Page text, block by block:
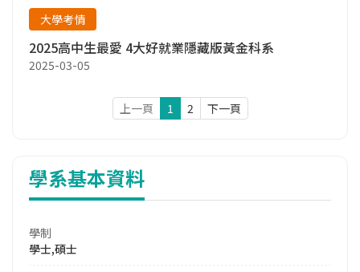
大學考情
2025高中生最愛 4大好就業隱藏版黃金科系
2025-03-05
上一頁 1 2 下一頁
學系基本資料
學制
學士,碩士